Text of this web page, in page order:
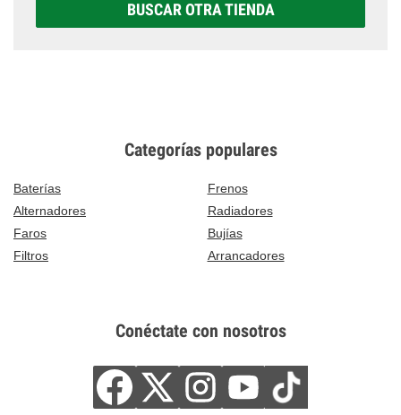
BUSCAR OTRA TIENDA
Categorías populares
Baterías
Frenos
Alternadores
Radiadores
Faros
Bujías
Filtros
Arrancadores
Conéctate con nosotros